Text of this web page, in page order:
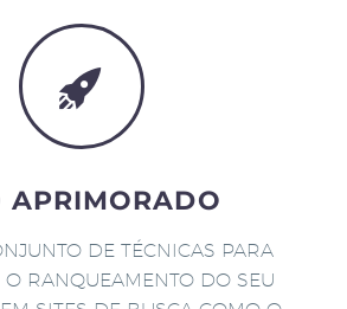
APRIMORADO
DE TÉCNICAS PARA
O RANQUEAMENTO DO SEU